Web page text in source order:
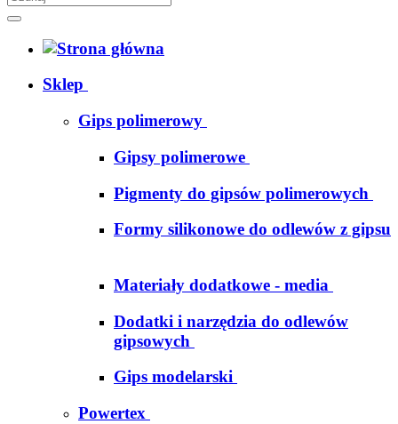
Sklep
Gips polimerowy
Gipsy polimerowe
Pigmenty do gipsów polimerowych
Formy silikonowe do odlewów z gipsu
Materiały dodatkowe - media
Dodatki i narzędzia do odlewów
gipsowych
Gips modelarski
Powertex